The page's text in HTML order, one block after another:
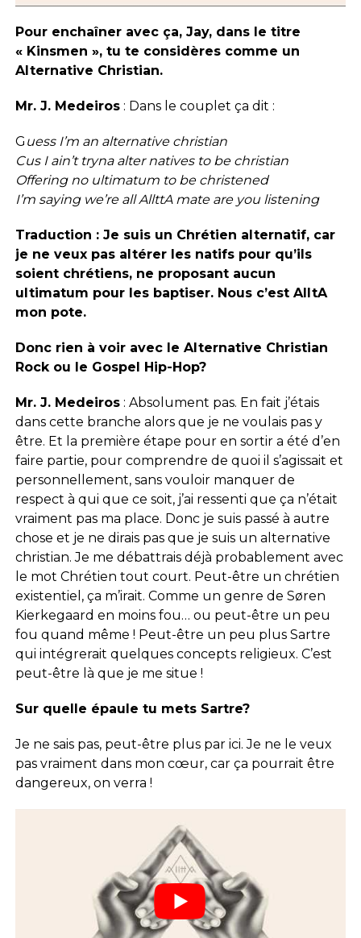
Pour enchaîner avec ça, Jay, dans le titre
« Kinsmen », tu te considères comme un
Alternative Christian.
Mr. J. Medeiros: Dans le couplet ça dit :
G uess I’m an alternative christian
Cus I ain’t tryna alter natives to be christian
Offering no ultimatum to be christened
I’m saying we’re all AllttA mate are you listening
Traduction : Je suis un Chrétien alternatif, car
je ne veux pas altérer les natifs pour qu’ils
soient chrétiens, ne proposant aucun
ultimatum pour les baptiser. Nous c’est AlltA
mon pote.
Donc rien à voir avec le Alternative Christian
Rock ou le Gospel Hip-Hop?
Mr. J. Medeiros: Absolument pas. En fait j’étais
dans cette branche alors que je ne voulais pas y
être. Et la première étape pour en sortir a été d’en
faire partie, pour comprendre de quoi il s’agissait et
personnellement, sans vouloir manquer de
respect à qui que ce soit, j’ai ressenti que ça n’était
vraiment pas ma place. Donc je suis passé à autre
chose et je ne dirais pas que je suis un alternative
christian. Je me débattrais déjà probablement avec
le mot Chrétien tout court. Peut-être un chrétien
existentiel, ça m’irait. Comme un genre de Søren
Kierkegaard en moins fou… ou peut-être un peu
fou quand même ! Peut-être un peu plus Sartre
qui intégrerait quelques concepts religieux. C’est
peut-être là que je me situe !
Sur quelle épaule tu mets Sartre?
Je ne sais pas, peut-être plus par ici. Je ne le veux
pas vraiment dans mon cœur, car ça pourrait être
dangereux, on verra !